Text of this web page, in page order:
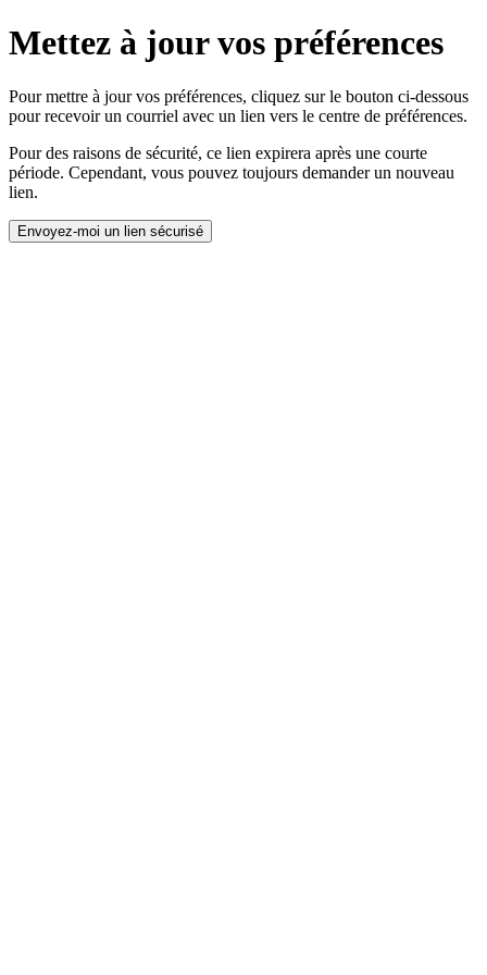
Mettez à jour vos préférences
Pour mettre à jour vos préférences, cliquez sur le bouton ci-dessous
pour recevoir un courriel avec un lien vers le centre de préférences.
Pour des raisons de sécurité, ce lien expirera après une courte
période. Cependant, vous pouvez toujours demander un nouveau
lien.
Envoyez-moi un lien sécurisé